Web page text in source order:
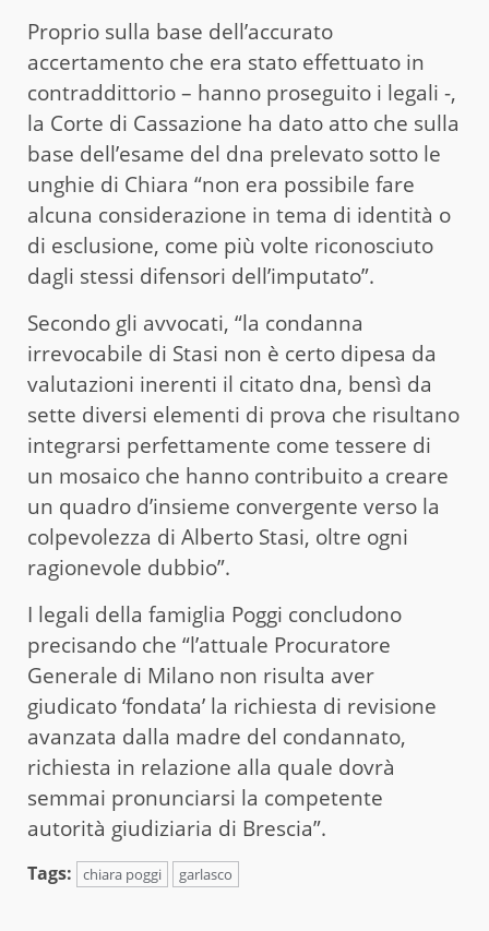
Proprio sulla base dell’accurato
accertamento che era stato effettuato in
contraddittorio – hanno proseguito i legali -,
la Corte di Cassazione ha dato atto che sulla
base dell’esame del dna prelevato sotto le
unghie di Chiara “non era possibile fare
alcuna considerazione in tema di identità o
di esclusione, come più volte riconosciuto
dagli stessi difensori dell’imputato”.
Secondo gli avvocati, “la condanna
irrevocabile di Stasi non è certo dipesa da
valutazioni inerenti il citato dna, bensì da
sette diversi elementi di prova che risultano
integrarsi perfettamente come tessere di
un mosaico che hanno contribuito a creare
un quadro d’insieme convergente verso la
colpevolezza di Alberto Stasi, oltre ogni
ragionevole dubbio”.
I legali della famiglia Poggi concludono
precisando che “l’attuale Procuratore
Generale di Milano non risulta aver
giudicato ‘fondata’ la richiesta di revisione
avanzata dalla madre del condannato,
richiesta in relazione alla quale dovrà
semmai pronunciarsi la competente
autorità giudiziaria di Brescia”.
Tags: chiara poggi garlasco